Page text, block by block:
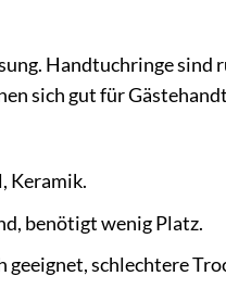
Handtuchringe sind
sich gut für
Keramik.
benötigt wenig Platz.
schlechtere